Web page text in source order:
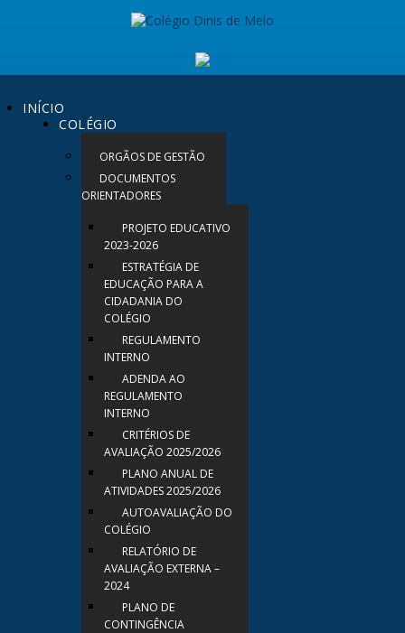
INÍCIO
COLÉGIO
ORGÃOS DE GESTÃO
DOCUMENTOS
ORIENTADORES
PROJETO EDUCATIVO
2023-2026
ESTRATÉGIA DE
EDUCAÇÃO PARA A
CIDADANIA DO
COLÉGIO
REGULAMENTO
INTERNO
ADENDA AO
REGULAMENTO
INTERNO
CRITÉRIOS DE
AVALIAÇÃO 2025/2026
PLANO ANUAL DE
ATIVIDADES 2025/2026
AUTOAVALIAÇÃO DO
COLÉGIO
RELATÓRIO DE
AVALIAÇÃO EXTERNA –
2024
PLANO DE
CONTINGÊNCIA